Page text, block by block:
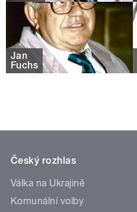
Jan
Fuchs
Český rozhlas
Válka na Ukrajině
Komunální volby